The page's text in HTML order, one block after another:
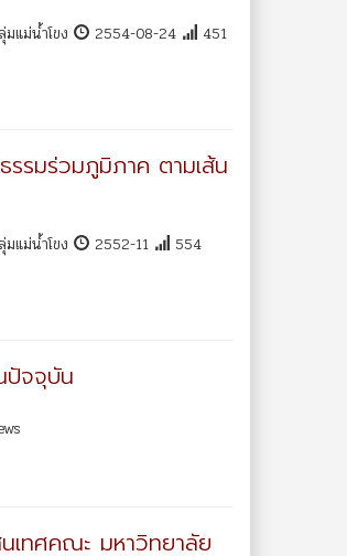
แม่น้ำโขง 2554-08-24
451
รมร่วมภูมิภาค ตามเส้น
แม่น้ำโขง 2552-11
554
ปัจจุบัน
เทศคณะ มหาวิทยาลัย